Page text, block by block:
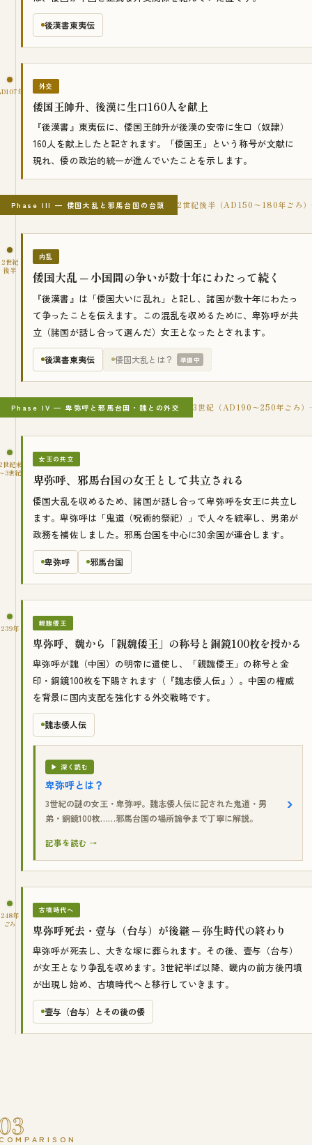
後漢書東夷伝
年
外交
倭国王帥升、後漢に生口160人を献上
『後漢書』東夷伝に、倭国王帥升が後漢の安帝に生口（奴隷）
160人を献上したと記されます。「倭国王」という称号が文献に
現れ、倭の政治的統一が進んでいたことを示します。
Phase III — 倭国大乱と邪馬台国の台頭 2世紀後半（AD150〜180年ごろ）
2世紀
後半
内乱
倭国大乱 ─ 小国間の争いが数十年にわたって続く
『後漢書』は「倭国大いに乱れ」と記し、諸国が数十年にわたっ
て争ったことを伝えます。この混乱を収めるために、卑弥呼が共
立（諸国が話し合って選んだ）女王となったとされます。
後漢書東夷伝 倭国大乱とは？ 準備中
Phase IV — 卑弥呼と邪馬台国・魏との外交 3世紀（AD190〜250年ごろ）
世紀末
3世紀
女王の共立
卑弥呼、邪馬台国の女王として共立される
倭国大乱を収めるため、諸国が話し合って卑弥呼を女王に共立し
ます。卑弥呼は「鬼道（呪術的祭祀）」で人々を統率し、男弟が
政務を補佐しました。邪馬台国を中心に30余国が連合します。
卑弥呼 邪馬台国
239年
親魏倭王
卑弥呼、魏から「親魏倭王」の称号と銅鏡100枚を授かる
卑弥呼が魏（中国）の明帝に遣使し、「親魏倭王」の称号と金
印・銅鏡100枚を下賜されます（『魏志倭人伝』）。中国の権威
を背景に国内支配を強化する外交戦略です。
魏志倭人伝
▶ 深く読む
卑弥呼とは？
3世紀の謎の女王・卑弥呼。魏志倭人伝に記された鬼道・男
弟・銅鏡100枚……邪馬台国の場所論争まで丁寧に解説。
記事を読む →
248年
ごろ
古墳時代へ
卑弥呼死去・壹与（台与）が後継 ─ 弥生時代の終わり
卑弥呼が死去し、大きな塚に葬られます。その後、壹与（台与）
が女王となり争乱を収めます。3世紀半ば以降、畿内の前方後円墳
が出現し始め、古墳時代へと移行していきます。
壹与（台与）とその後の倭